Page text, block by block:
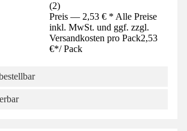
(2)
Preis — 2,53 € * Alle Preise
inkl. MwSt. und ggf. zzgl.
Versandkosten pro Pack2,53
€*/ Pack